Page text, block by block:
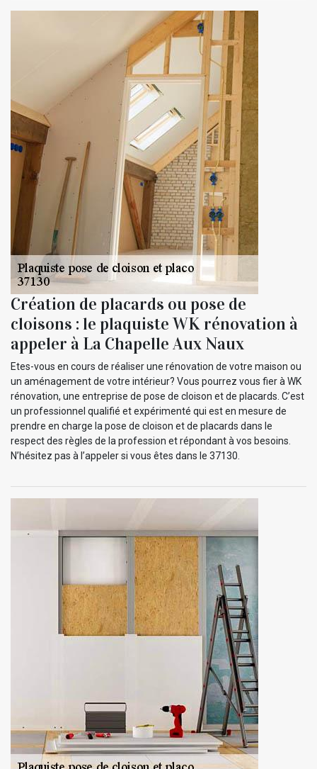
Création de placards ou pose de
cloisons : le plaquiste WK rénovation à
appeler à La Chapelle Aux Naux
Etes-vous en cours de réaliser une rénovation de votre maison ou
un aménagement de votre intérieur? Vous pourrez vous fier à WK
rénovation, une entreprise de pose de cloison et de placards. C’est
un professionnel qualifié et expérimenté qui est en mesure de
prendre en charge la pose de cloison et de placards dans le
respect des règles de la profession et répondant à vos besoins.
N’hésitez pas à l’appeler si vous êtes dans le 37130.